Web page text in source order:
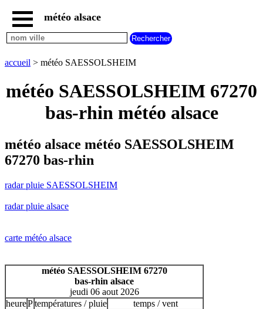
accueil
radar
SAESSOLSHEIM
météo
alsace
carte
météo
météo
H
I J K L M
N
T
U
V
W X Y Z
météo alsace
accueil > météo SAESSOLSHEIM
météo SAESSOLSHEIM 67270
bas-rhin météo alsace
météo alsace météo SAESSOLSHEIM
67270 bas-rhin
radar pluie SAESSOLSHEIM
radar pluie alsace
carte météo alsace
météo SAESSOLSHEIM 67270
bas-rhin alsace
jeudi 06 aout 2026
heurePtempératures / pluie temps / vent